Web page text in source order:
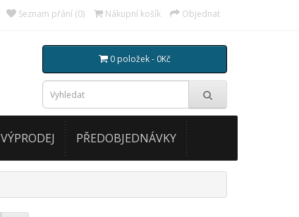
Seznam přání (0) Nákupní košík Objednat
0 položek - 0Kč
VÝPRODEJ PŘEDOBJEDNÁVKY